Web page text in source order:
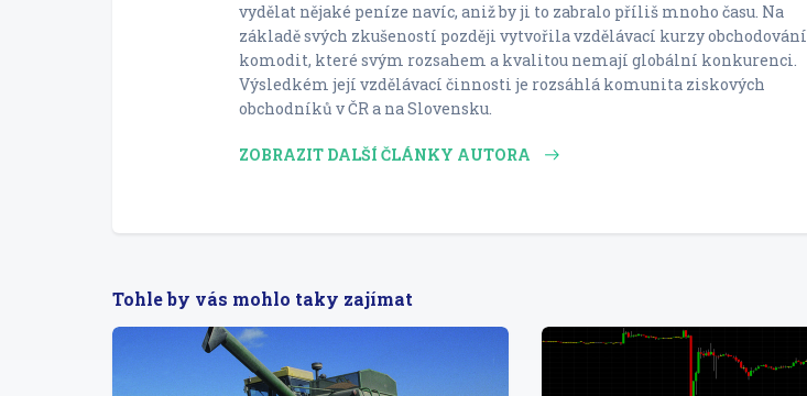
vydělat nějaké peníze navíc, aniž by ji to zabralo příliš mnoho času. Na
základě svých zkušeností později vytvořila vzdělávací kurzy obchodování
komodit, které svým rozsahem a kvalitou nemají globální konkurenci.
Výsledkém její vzdělávací činnosti je rozsáhlá komunita ziskových
obchodníků v ČR a na Slovensku.
ZOBRAZIT DALŠÍ ČLÁNKY AUTORA
Tohle by vás mohlo taky zajímat